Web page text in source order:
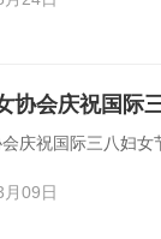
会庆祝国际三八妇
09日